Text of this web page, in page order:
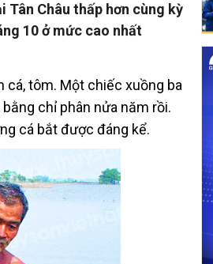
Châu thấp hơn cùng kỳ
10 ở mức cao nhất
cá, tôm. Một chiếc xuồng ba
chỉ phân nửa năm rồi.
cá bắt được đáng kể.